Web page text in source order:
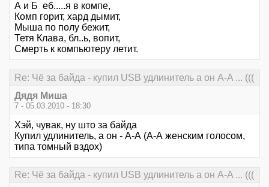
А и Б еб.....я в компе,
Комп горит, хард дымит,
Мыша по полу бежит,
Тетя Клава, бл..ь, вопит,
Смерть к компьютеру летит.
Re: Чё за байда - купил USB удлинитель а он А-A ... (((
Дядя Миша
7 - 05.03.2010 - 18:30
Хэй, чувак, ну што за байда
Купил удлинитель, а он - А-А (А-А женским голосом,
типа томный вздох)
Re: Чё за байда - купил USB удлинитель а он А-A ... (((